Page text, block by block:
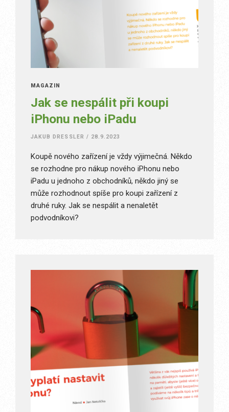
MAGAZÍN
Jak se nespálit při koupi
iPhonu nebo iPadu
JAKUB DRESSLER / 28.9.2023
Koupě nového zařízení je vždy výjimečná. Někdo
se rozhodne pro nákup nového iPhonu nebo
iPadu u jednoho z obchodníků, někdo jiný se
může rozhodnout spíše pro koupi zařízení z
druhé ruky. Jak se nespálit a nenaletět
podvodníkovi?